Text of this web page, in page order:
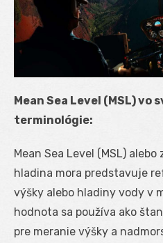
Mean Sea Level (MSL) vo
terminológie:
Mean Sea Level (MSL)
hladina mora predstavuje
výšky alebo hladiny vody v
hodnota sa používa ako
pre meranie výšky a